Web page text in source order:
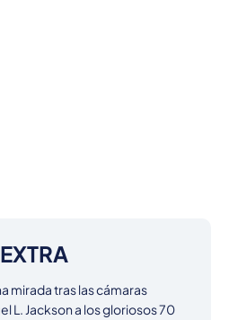
mirada tras las cámaras
L. Jackson a los gloriosos 70